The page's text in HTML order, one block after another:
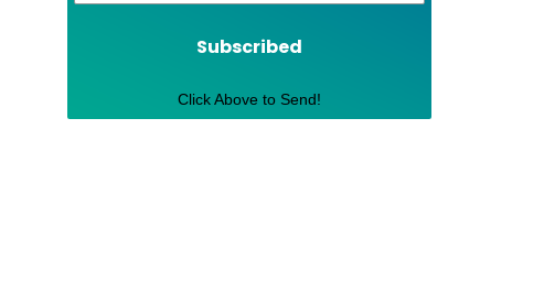
Subscribed
Click Above to Send!